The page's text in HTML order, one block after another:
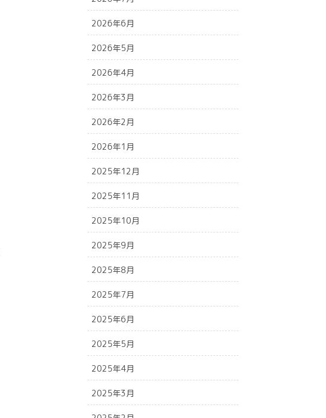
2026年6月
2026年5月
2026年4月
2026年3月
2026年2月
2026年1月
2025年12月
2025年11月
2025年10月
2025年9月
2025年8月
2025年7月
2025年6月
2025年5月
2025年4月
2025年3月